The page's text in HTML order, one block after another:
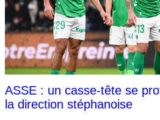
ASSE : un casse-tête se
la direction stéphanoise